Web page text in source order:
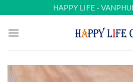
to
content
HAPPY LIFE -